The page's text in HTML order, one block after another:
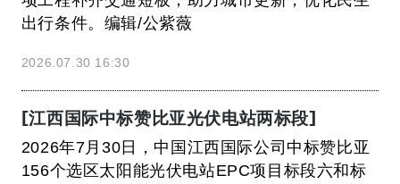
出行条件。编辑/公紫薇
2026.07.30 16:30
[江西国际中标赞比亚光伏电站两标段]
2026年7月30日，中国江西国际公司中标赞比亚
156个选区太阳能光伏电站EPC项目标段六和标